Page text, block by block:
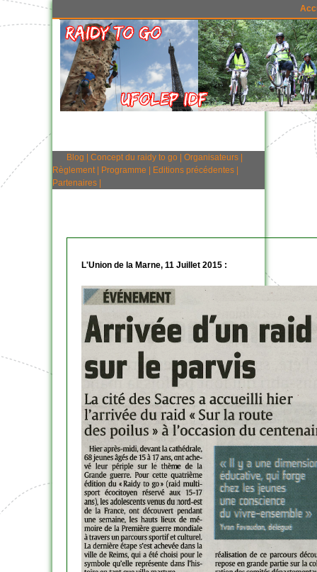
Blog Concept du raidy to go Organisateurs
Règlement| Programme Editions précédentes
Partenaires
L'Union de la Marne, 11 Juillet 2015 :